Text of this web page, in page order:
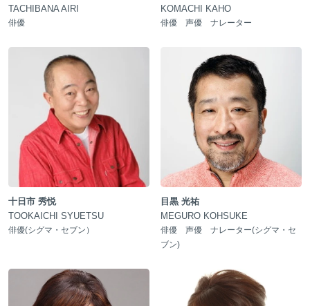
TACHIBANA AIRI
俳優
KOMACHI KAHO
俳優 声優 ナレーター
十日市 秀悦
TOOKAICHI SYUETSU
俳優(シグマ・セブン）
目黒 光祐
MEGURO KOHSUKE
俳優 声優 ナレーター(シグマ・セ
ブン)